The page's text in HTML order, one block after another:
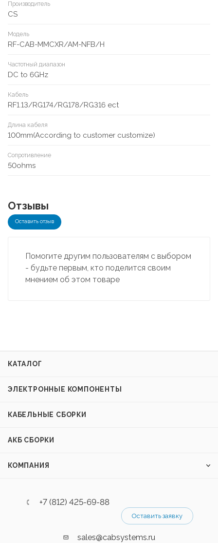
Производитель
CS
Модель
RF-CAB-MMCXR/AM-NFB/H
Частотный диапазон
DC to 6GHz
Кабель
RF1.13/RG174/RG178/RG316 ect
Длина кабеля
100mm(According to customer customize)
Сопротивление
50ohms
Отзывы
Оставить отзыв
Помогите другим пользователям с выбором
- будьте первым, кто поделится своим
мнением об этом товаре
КАТАЛОГ
ЭЛЕКТРОННЫЕ КОМПОНЕНТЫ
КАБЕЛЬНЫЕ СБОРКИ
АКБ СБОРКИ
КОМПАНИЯ
+7 (812) 425-69-88
Оставить заявку
sales@cabsystems.ru